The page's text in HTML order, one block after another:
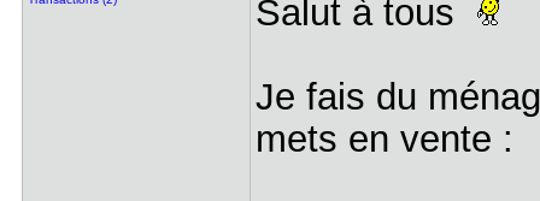
Salut à tous
Je fais du
mets en vente :